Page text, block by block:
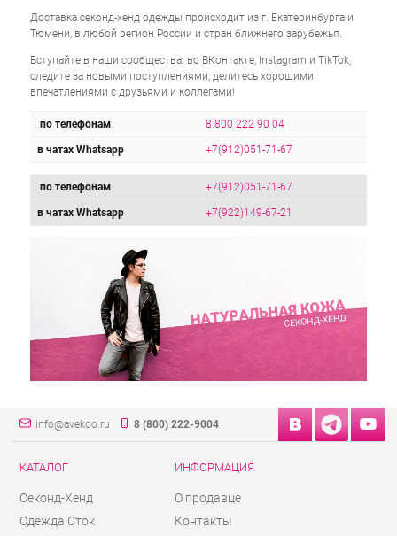
Доставка секонд-хенд одежды происходит из г. Екатеринбурга и
Тюмени, в любой регион России и стран ближнего зарубежья.
Вступайте в наши сообщества: во ВКонтакте, Instagram и TikTok,
следите за новыми поступлениями, делитесь хорошими
впечатлениями с друзьями и коллегами!
по телефонам 8 800 222 90 04
в чатах Whatsapp +7(912)051-71-67
по телефонам +7(912)051-71-67
в чатах Whatsapp +7(922)149-67-21
info@avekoo.ru 8 (800) 222-9004
КАТАЛОГ
Секонд-Хенд
Одежда Сток
ИНФОРМАЦИЯ
О продавце
Контакты